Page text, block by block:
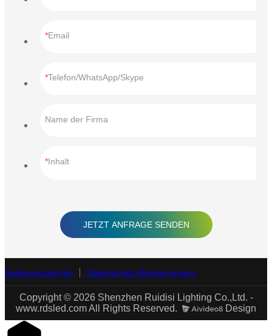
Email
Telefon/WhatsApp/Skype
Name der Firma
Inhalt
JETZT ANFRAGE SENDEN
Seitenverzeichnis Datenschutz-Bestimmungen
Copyright © 2026 Shenzhen Ruidisi Lighting Co.,Ltd. -
www.rdsled.com All Rights Reserved.
Design